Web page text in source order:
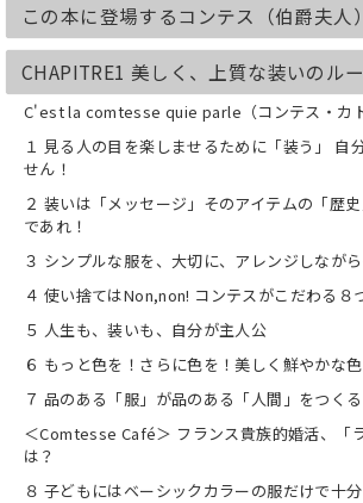
・白いシャツにこ
・上質で、「育ち
服を身につける
・子どもには、ベ
け着せればよし！
・リビングは、大
・調理過程も、食
めましょう
る舞い、凛として
この本に登場するコンテス（伯爵夫人
CHAPITRE1 美しく、上質な装いのル
C'est la comtesse quie parle（コンテス・カト
１ 見る人の目を楽しませるために「装う」 自
せん！
２ 装いは「メッセージ」そのアイテムの「歴
であれ！
３ シンプルな服を、大切に、アレンジしなが
４ 使い捨てはNon,non! コンテスがこだわる８
５ 人生も、装いも、自分が主人公
６ もっと色を！さらに色を！美しく鮮やかな
７ 品のある「服」が品のある「人間」をつくる
＜Comtesse Café＞ フランス貴族的婚活、「
は？
８ 子どもにはベーシックカラーの服だけで十分